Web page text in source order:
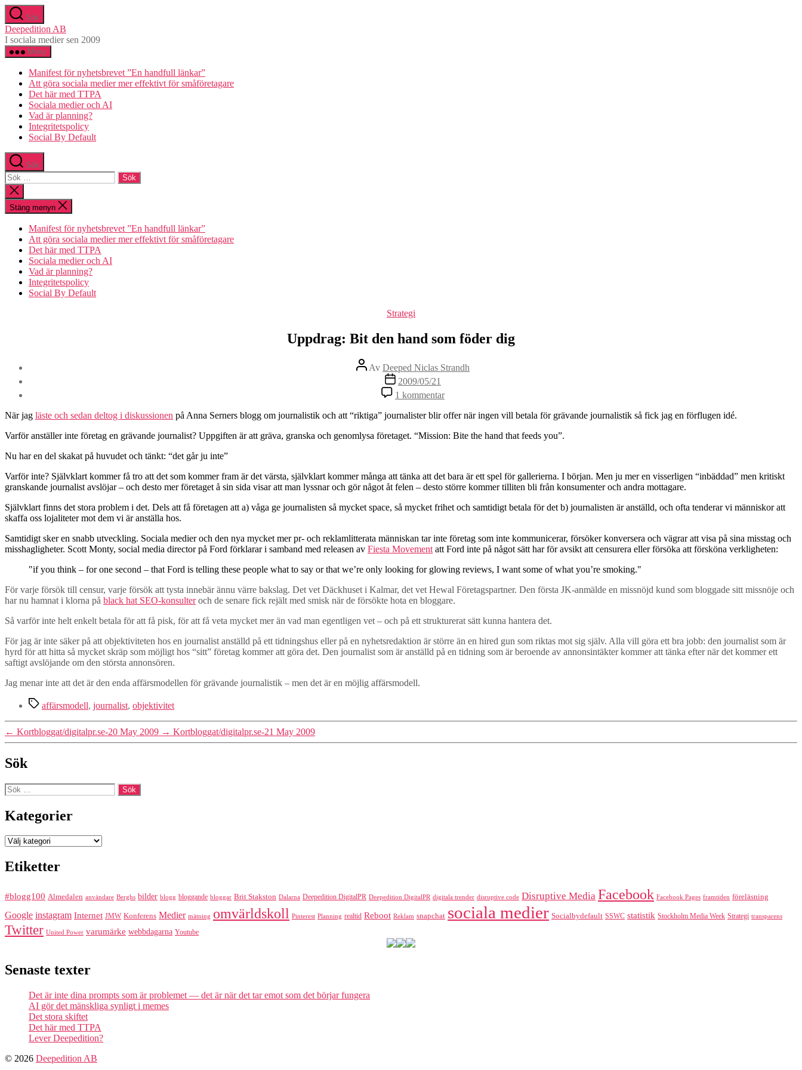
Hoppa
till
innehåll
Sök
Deepedition AB
I sociala medier sen 2009
Meny
Manifest för nyhetsbrevet ”En handfull länkar”
Att göra sociala medier mer effektivt för småföretagare
Det här med TTPA
Sociala medier och AI
Vad är planning?
Integritetspolicy
Social By Default
Sök
Sök
efter:
Stäng
sökningen
Stäng menyn
Manifest för nyhetsbrevet ”En handfull länkar”
Att göra sociala medier mer effektivt för småföretagare
Det här med TTPA
Sociala medier och AI
Vad är planning?
Integritetspolicy
Social By Default
Kategorier
Strategi
Uppdrag: Bit den hand som föder dig
Inläggsförfattare
Av Deeped Niclas Strandh
Inläggsdatum
2009/05/21
1 kommentar
När jag läste och sedan deltog i diskussionen på Anna Serners blogg om journalistik och att “riktiga” journalister blir offer när ingen vill betala för grävande journalistik så fick jag en förflugen idé.
Varför anställer inte företag en grävande journalist? Uppgiften är att gräva, granska och genomlysa företaget. “Mission: Bite the hand that feeds you”.
Nu har en del skakat på huvudet och tänkt: “det går ju inte”
Varför inte? Självklart kommer få tro att det som kommer fram är det värsta, självklart kommer många att tänka att det bara är ett spel för gallerierna. I början. Men ju mer en visserligen “inbäddad” men kritiskt
granskande journalist avslöjar – och desto mer företaget å sin sida visar att man lyssnar och gör något åt felen – desto större kommer tilliten bli från konsumenter och andra mottagare.
Självklart finns det stora problem i det. Dels att få företagen att a) våga ge journalisten så mycket space, så mycket frihet och samtidigt betala för det b) journalisten är anställd, och ofta tenderar vi människor att
skaffa oss lojaliteter mot dem vi är anställa hos.
Samtidigt sker en snabb utveckling. Sociala medier och den nya mycket mer pr- och reklamlitterata människan tar inte företag som inte kommunicerar, försöker konversera och vägrar att visa på sina misstag och
misshagligheter. Scott Monty, social media director på Ford förklarar i samband med releasen av Fiesta Movement att Ford inte på något sätt har för avsikt att censurera eller försöka att försköna verkligheten:
"if you think – for one second – that Ford is telling these people what to say or that we’re only looking for glowing reviews, I want some of what you’re smoking."
För varje försök till censur, varje försök att tysta innebär ännu värre bakslag. Det vet Däckhuset i Kalmar, det vet Hewal Företagspartner. Den första JK-anmälde en missnöjd kund som bloggade sitt missnöje och
har nu hamnat i klorna på black hat SEO-konsulteroch de senare fick rejält med smisk när de försökte hota en bloggare.
Så varför inte helt enkelt betala för att få pisk, för att få veta mycket mer än vad man egentligen vet – och på ett strukturerat sätt kunna hantera det.
För jag är inte säker på att objektiviteten hos en journalist anställd på ett tidningshus eller på en nyhetsredaktion är större än en hired gun som riktas mot sig själv. Alla vill göra ett bra jobb: den journalist som är
hyrd för att hitta så mycket skräp som möjligt hos “sitt” företag kommer att göra det. Den journalist som är anställd på en tidning som är beroende av annonsintäkter kommer att tänka efter när det kommer ett
saftigt avslöjande om den största annonsören.
Jag menar inte att det är den enda affärsmodellen för grävande journalistik – men det är en möjlig affärsmodell.
Etiketter
affärsmodell, journalist, objektivitet
← Kortbloggat/digitalpr.se-20 May 2009 → Kortbloggat/digitalpr.se-21 May 2009
Sök
Sök
efter:
Kategorier
Kategorier
Etiketter
#blogg100 Almedalen användare Berghs bilder blogg bloggande bloggar Brit Stakston Dalarna Deepedition DigitalPR Deepedition DigitalPR digitala trender disruptive code Disruptive Media Facebook Facebook Pages framtiden föreläsning
Google instagram Internet JMW Konferens Medier mätning omvärldskoll Pinterest Planning realtid Reboot Reklam snapchat sociala medier Socialbydefault SSWC statistik Stockholm Media Week Strategi transparens
Twitter United Power varumärke webbdagarna Youtube
Senaste texter
Det är inte dina prompts som är problemet — det är när det tar emot som det börjar fungera
AI gör det mänskliga synligt i memes
Det stora skiftet
Det här med TTPA
Lever Deepedition?
© 2026 Deepedition AB